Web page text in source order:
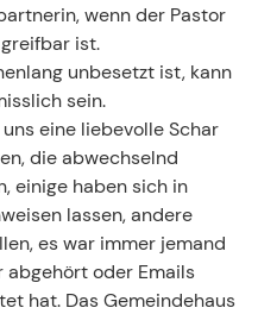
wenn der Pastor
ist.
unbesetzt ist, kann
sein.
eine liebevolle Schar
die abwechselnd
einige haben sich in
lassen, andere
es war immer jemand
oder Emails
hat. Das Gemeindehaus